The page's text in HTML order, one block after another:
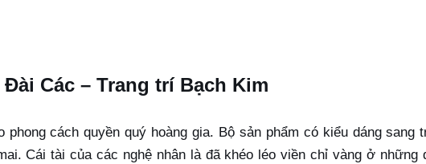
Các – Trang trí Bạch Kim
cách quyền quý hoàng gia. Bộ sản phẩm có kiểu dáng sang
Cái tài của các nghệ nhân là đã khéo léo viền chỉ vàng ở những